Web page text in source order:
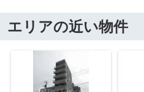
エリアの近い物件